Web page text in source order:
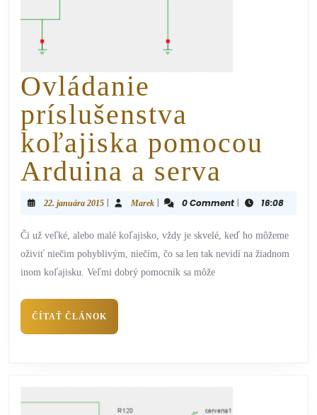
Ovládanie
príslušenstva
koľajiska pomocou
Arduina a serva
22. januára 2015 | Marek | 0 Comment | 16:08
Či už veľké, alebo malé koľajisko, vždy je skvelé, keď ho môžeme
oživiť niečim pohyblivým, niečím, čo sa len tak nevidí na žiadnom
inom koľajisku. Veľmi dobrý pomocník sa môže
ČÍTAŤ ČLÁNOK